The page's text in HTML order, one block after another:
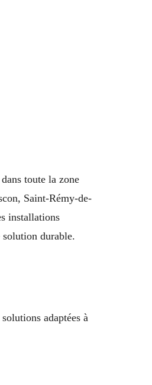
toute la zone
Saint-Rémy-de-
installations
solution durable.
adaptées à